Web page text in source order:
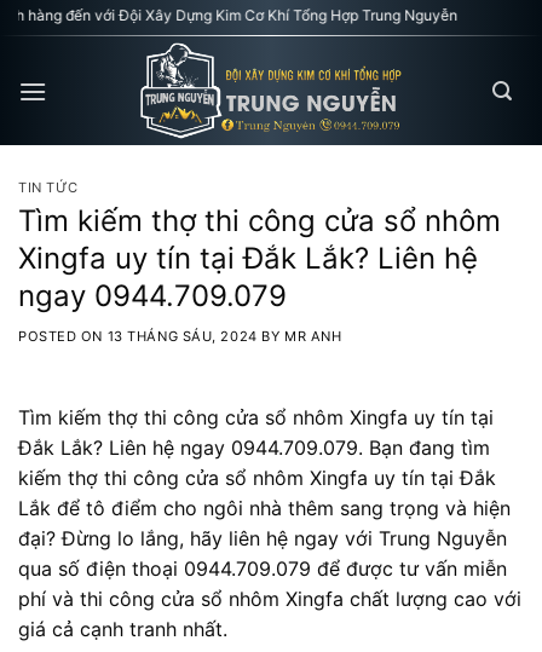
Skip
với Đội Xây Dựng Kim Cơ Khí Tổng Hợp Trung Nguyễn
TIN TỨC
Tìm kiếm thợ thi công cửa sổ nhôm
Xingfa uy tín tại Đắk Lắk? Liên hệ
ngay 0944.709.079
POSTED ON 13 THÁNG SÁU, 2024 BY MR ANH
Tìm kiếm thợ thi công cửa sổ nhôm Xingfa uy tín tại
Đắk Lắk? Liên hệ ngay 0944.709.079. Bạn đang tìm
kiếm thợ thi công cửa sổ nhôm Xingfa uy tín tại Đắk
Lắk để tô điểm cho ngôi nhà thêm sang trọng và hiện
đại? Đừng lo lắng, hãy liên hệ ngay với Trung Nguyễn
qua số điện thoại 0944.709.079 để được tư vấn miễn
phí và thi công cửa sổ nhôm Xingfa chất lượng cao với
giá cả cạnh tranh nhất.